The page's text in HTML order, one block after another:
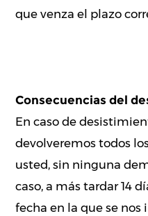
que venza el plazo
Consecuencias del
En caso de
devolveremos todos
usted, sin ninguna
caso, a más tardar 14
fecha en la que se